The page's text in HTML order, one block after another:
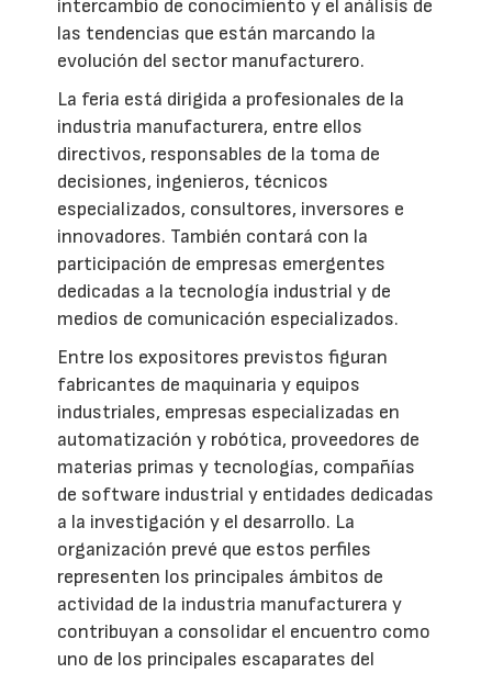
intercambio de conocimiento y el análisis de
las tendencias que están marcando la
evolución del sector manufacturero.
La feria está dirigida a profesionales de la
industria manufacturera, entre ellos
directivos, responsables de la toma de
decisiones, ingenieros, técnicos
especializados, consultores, inversores e
innovadores. También contará con la
participación de empresas emergentes
dedicadas a la tecnología industrial y de
medios de comunicación especializados.
Entre los expositores previstos figuran
fabricantes de maquinaria y equipos
industriales, empresas especializadas en
automatización y robótica, proveedores de
materias primas y tecnologías, compañías
de software industrial y entidades dedicadas
a la investigación y el desarrollo. La
organización prevé que estos perfiles
representen los principales ámbitos de
actividad de la industria manufacturera y
contribuyan a consolidar el encuentro como
uno de los principales escaparates del